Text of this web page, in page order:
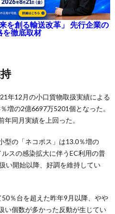
を創る輸送改革」 先行企業の
を徹底取材
年12月の小口貨物取扱実績による
増の2億6697万5201個となった。
同月実績を上回った。
型の「ネコポス」は13.0％増の
スの感染拡大に伴うEC利用の普
い開始以降、好調を維持してい
％台を超えた昨年9月以降、やや
い個数が多かった反動が生じてい